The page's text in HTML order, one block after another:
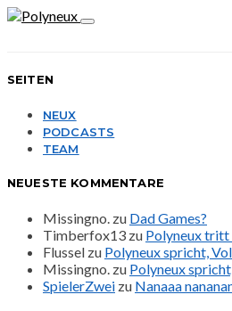
SEITEN
NEUX
PODCASTS
TEAM
NEUESTE KOMMENTARE
Missingno. zu Dad Games?
Timberfox13 zu Polyneux tritt
Flussel zu Polyneux spricht,
Missingno. zu Polyneux
SpielerZwei zu Nanaaa